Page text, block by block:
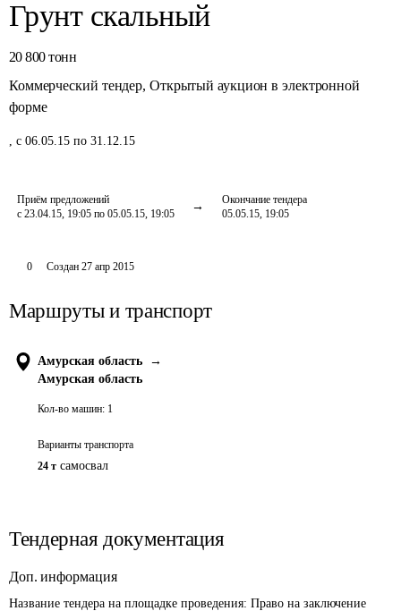
Грунт скальный
20 800 тонн
Коммерческий тендер, Открытый аукцион в электронной
форме
, с 06.05.15 по 31.12.15
Приём предложений
с 23.04.15, 19:05 по 05.05.15, 19:05
Окончание тендера
05.05.15, 19:05
0 Создан 27 апр 2015
Маршруты и транспорт
Амурская область
→
Амурская область
Кол-во машин: 1
Варианты транспорта
24 т самосвал
Тендерная документация
Доп. информация
Название тендера на площадке проведения: Право на заключение